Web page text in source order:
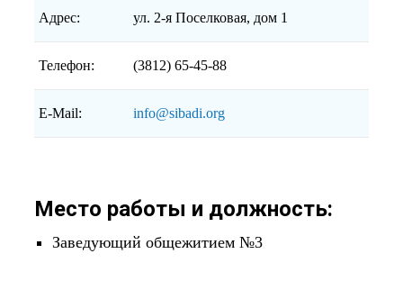
Адрес: ул. 2-я Поселковая, дом 1
Телефон: (3812) 65-45-88
E-Mail: info@sibadi.org
Место работы и должность:
Заведующий общежитием №3